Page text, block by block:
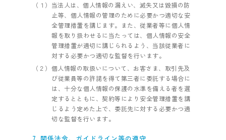
（１）当法人は、個人情報の漏えい、滅失又は毀損の防
止等、個人情報の管理のために必要かつ適切な安
全管理措置を講じます。また、従業者等に個人情
報を取り扱わせるに当たっては、個人情報の安全
管理措置が適切に講じられるよう、当該従業者に
対する必要かつ適切な監督を行います。
（２）個人情報の取扱いについて、お客さま、取引先及
び従業員等の許諾を得て第三者に委託する場合に
は、十分な個人情報の保護の水準を備える者を選
定するとともに、契約等により安全管理措置を講
じるよう定めた上で、委託先に対する必要かつ適
切な監督を行います。